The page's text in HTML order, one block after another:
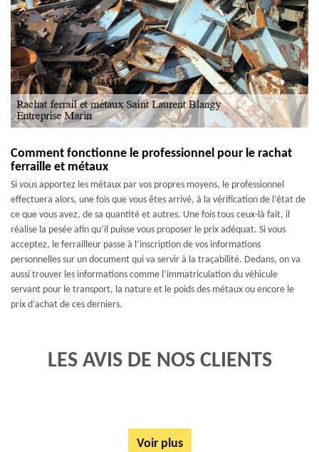
Comment fonctionne le professionnel pour le rachat
ferraille et métaux
Si vous apportez les métaux par vos propres moyens, le professionnel
effectuera alors, une fois que vous êtes arrivé, à la vérification de l’état de
ce que vous avez, de sa quantité et autres. Une fois tous ceux-là fait, il
réalise la pesée afin qu’il puisse vous proposer le prix adéquat. Si vous
acceptez, le ferrailleur passe à l’inscription de vos informations
personnelles sur un document qui va servir à la traçabilité. Dedans, on va
aussi trouver les informations comme l’immatriculation du véhicule
servant pour le transport, la nature et le poids des métaux ou encore le
prix d’achat de ces derniers.
LES AVIS DE NOS CLIENTS
Voir plus